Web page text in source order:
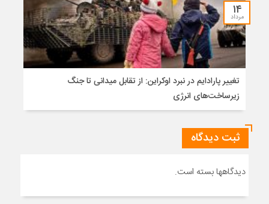
۱۴
مرداد
تغییر پارادایم در نبرد اوکراین: از تقابل میدانی تا جنگ
زیرساخت‌های انرژی
ثبت دیدگاه
دیدگاهها بسته است.